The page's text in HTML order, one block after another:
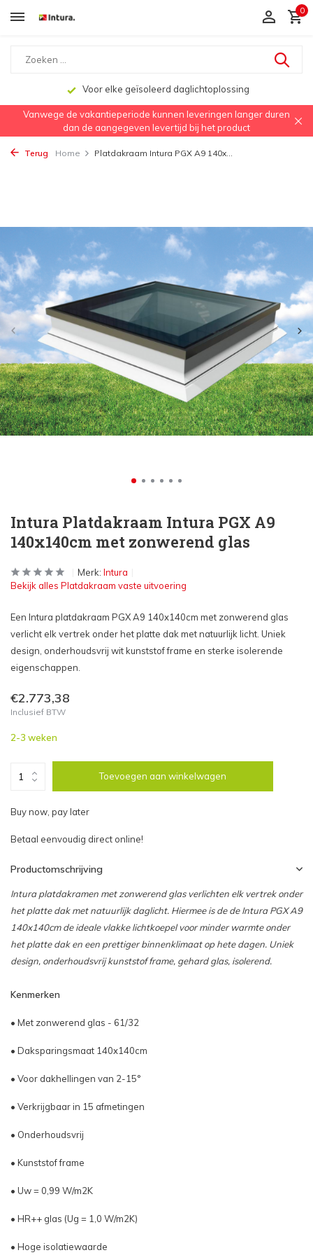
0
Voor elke geïsoleerd daglichtoplossing
Vanwege de vakantieperiode kunnen leveringen langer duren
dan de aangegeven levertijd bij het product
Terug Home Platdakraam Intura PGX A9 140x...
Intura Platdakraam Intura PGX A9
140x140cm met zonwerend glas
Merk: Intura
Bekijk alles Platdakraam vaste uitvoering
Een Intura platdakraam PGX A9 140x140cm met zonwerend glas
verlicht elk vertrek onder het platte dak met natuurlijk licht. Uniek
design, onderhoudsvrij wit kunststof frame en sterke isolerende
eigenschappen.
€2.773,38
Inclusief BTW
2-3 weken
Toevoegen aan winkelwagen
Buy now, pay later
Betaal eenvoudig direct online!
Productomschrijving
Intura platdakramen met zonwerend glas verlichten elk vertrek onder
het platte dak met natuurlijk daglicht. Hiermee is de de Intura PGX A9
140x140cm de ideale vlakke lichtkoepel voor minder warmte onder
het platte dak en een prettiger binnenklimaat op hete dagen. Uniek
design, onderhoudsvrij kunststof frame, gehard glas, isolerend.
Kenmerken
• Met zonwerend glas - 61/32
• Daksparingsmaat 140x140cm
• Voor dakhellingen van 2-15°
• Verkrijgbaar in 15 afmetingen
• Onderhoudsvrij
• Kunststof frame
• Uw = 0,99 W/m2K
• HR++ glas (Ug = 1,0 W/m2K)
• Hoge isolatiewaarde